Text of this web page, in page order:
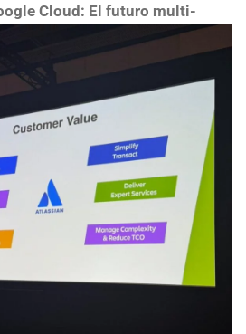
Cloud: El futuro multi-